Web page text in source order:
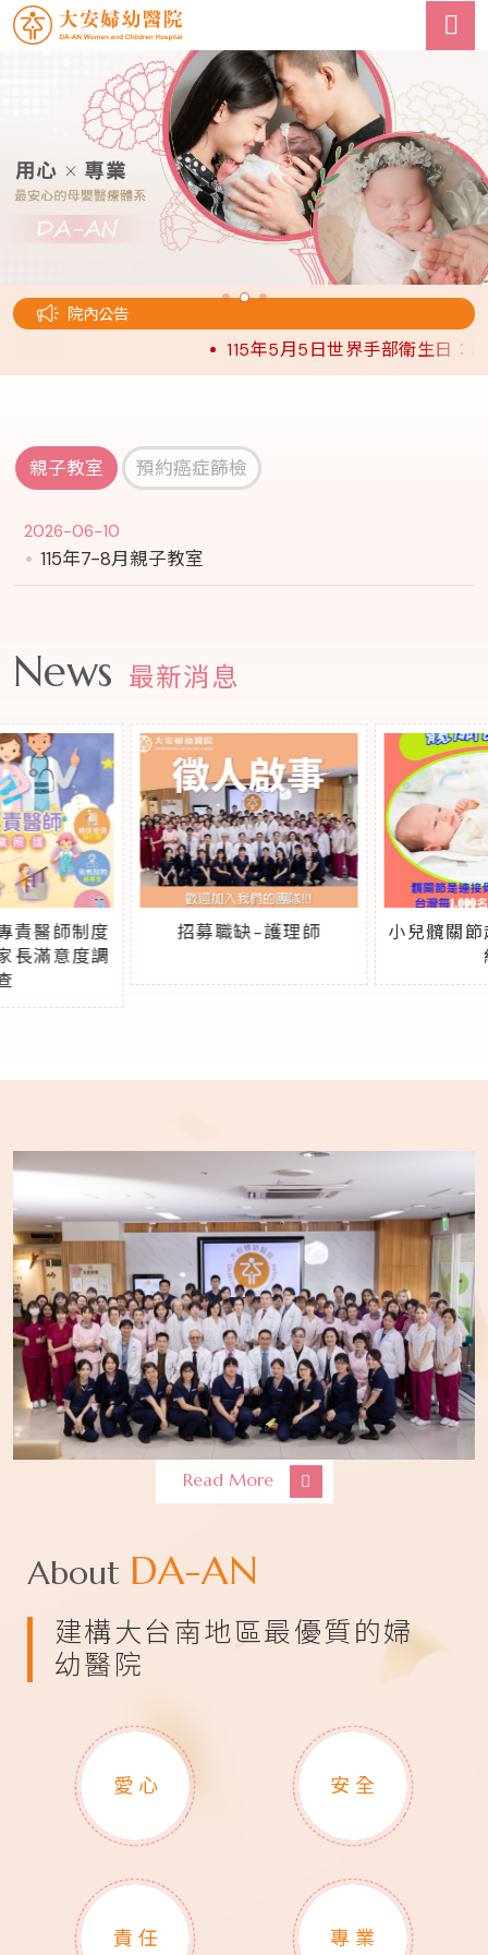
院內公告
115年5月5日世界手部衛生日：請
親子教室 預約癌症篩檢
2026-06-10
115年7-8月親子教室
News 最新消息
招募職缺-護理師
小兒髖關節超音波開放預
約
Read More
About DA-AN
建構大台南地區最優質的婦
幼醫院
愛 心 安 全
責 任 專 業